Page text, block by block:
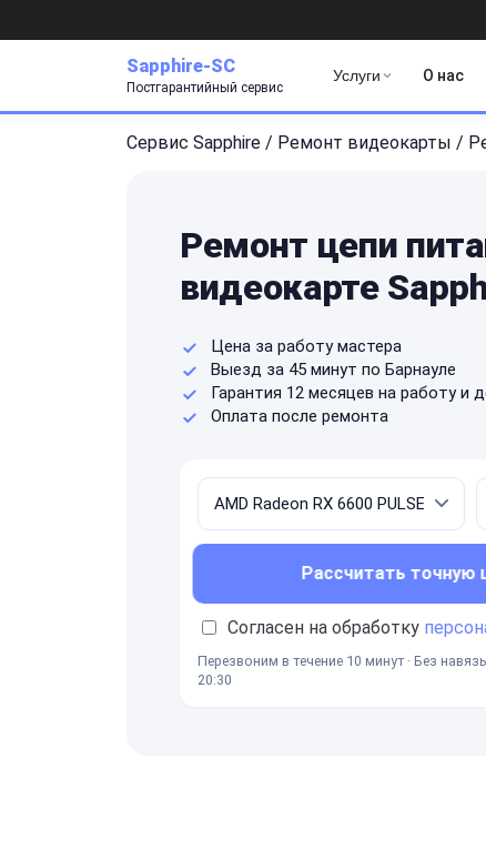
Sapphire-SC
Постгарантийный сервис
Услуги О нас
Сервис Sapphire / Ремонт видеокарты /
Ремонт цепи
видеокарте
Цена за работу мастера
Выезд за 45 минут по Барнауле
Гарантия 12 месяцев на работу и
Оплата после ремонта
Рассчитать точную
Согласен на обработку
Перезвоним в течение 10 минут · Без
20:30